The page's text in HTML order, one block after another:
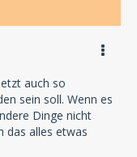
auch so
sein soll. Wenn es
Dinge nicht
das alles etwas